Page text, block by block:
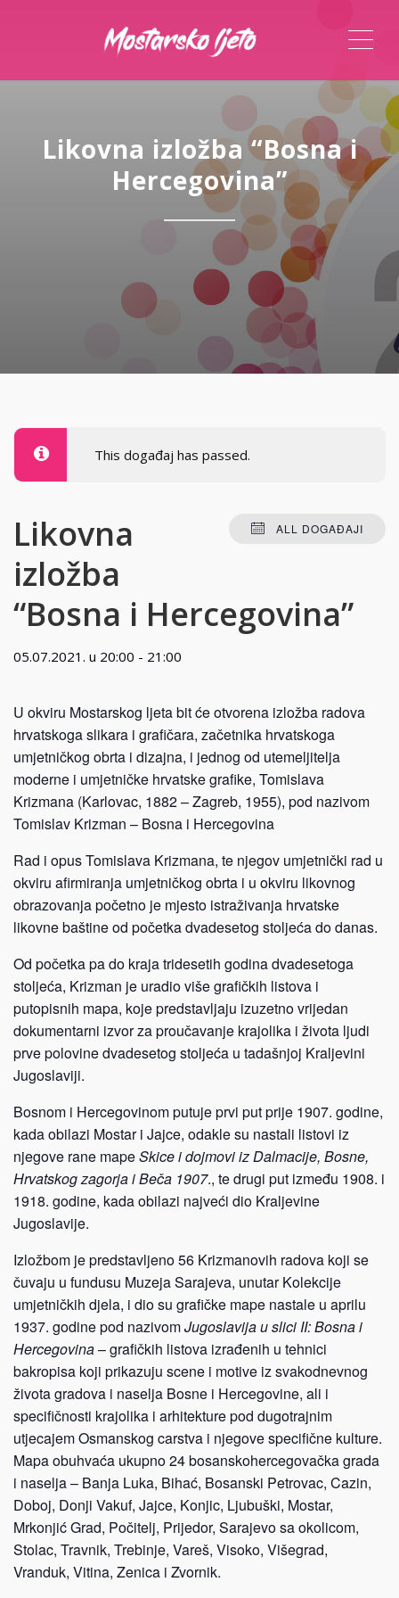
Likovna izložba “Bosna i
Hercegovina”
This događaj has passed.
ALL DOGAĐAJI
Likovna
izložba
“Bosna i Hercegovina”
05.07.2021. u 20:00 - 21:00
U okviru Mostarskog ljeta bit će otvorena izložba radova
hrvatskoga slikara i grafičara, začetnika hrvatskoga
umjetničkog obrta i dizajna, i jednog od utemeljitelja
moderne i umjetničke hrvatske grafike, Tomislava
Krizmana (Karlovac, 1882 – Zagreb, 1955), pod nazivom
Tomislav Krizman – Bosna i Hercegovina
Rad i opus Tomislava Krizmana, te njegov umjetnički rad u
okviru afirmiranja umjetničkog obrta i u okviru likovnog
obrazovanja početno je mjesto istraživanja hrvatske
likovne baštine od početka dvadesetog stoljeća do danas.
Od početka pa do kraja tridesetih godina dvadesetoga
stoljeća, Krizman je uradio više grafičkih listova i
putopisnih mapa, koje predstavljaju izuzetno vrijedan
dokumentarni izvor za proučavanje krajolika i života ljudi
prve polovine dvadesetog stoljeća u tadašnjoj Kraljevini
Jugoslaviji.
Bosnom i Hercegovinom putuje prvi put prije 1907. godine,
kada obilazi Mostar i Jajce, odakle su nastali listovi iz
njegove rane mapeSkice i dojmovi iz Dalmacije, Bosne,
Hrvatskog zagorja i Beča 1907., te drugi put između 1908. i
1918. godine, kada obilazi najveći dio Kraljevine
Jugoslavije.
Izložbom je predstavljeno 56 Krizmanovih radova koji se
čuvaju u fundusu Muzeja Sarajeva, unutar Kolekcije
umjetničkih djela, i dio su grafičke mape nastale u aprilu
1937. godine pod nazivomJugoslavija u slici II: Bosna i
Hercegovina– grafičkih listova izrađenih u tehnici
bakropisa koji prikazuju scene i motive iz svakodnevnog
života gradova i naselja Bosne i Hercegovine, ali i
specifičnosti krajolika i arhitekture pod dugotrajnim
utjecajem Osmanskog carstva i njegove specifične kulture.
Mapa obuhvaća ukupno 24 bosanskohercegovačka grada
i naselja – Banja Luka, Bihać, Bosanski Petrovac, Cazin,
Doboj, Donji Vakuf, Jajce, Konjic, Ljubuški, Mostar,
Mrkonjić Grad, Počitelj, Prijedor, Sarajevo sa okolicom,
Stolac, Travnik, Trebinje, Vareš, Visoko, Višegrad,
Vranduk, Vitina, Zenica i Zvornik.